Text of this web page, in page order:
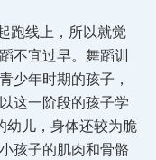
跑线上，所以就觉
不宜过早。 舞蹈训
少年时期的孩子，
这一阶段的孩子学
幼儿，身体还较为脆
孩子的肌肉和骨骼